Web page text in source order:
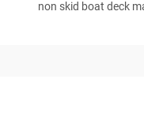
non skid boat deck